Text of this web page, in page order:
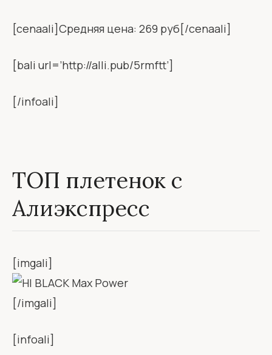
[cenaali]Средняя цена: 269 руб[/cenaali]
[bali url=’http://alli.pub/5rmftt’]
[/infoali]
ТОП плетенок с
Алиэкспресс
[imgali]
[/imgali]
[infoali]